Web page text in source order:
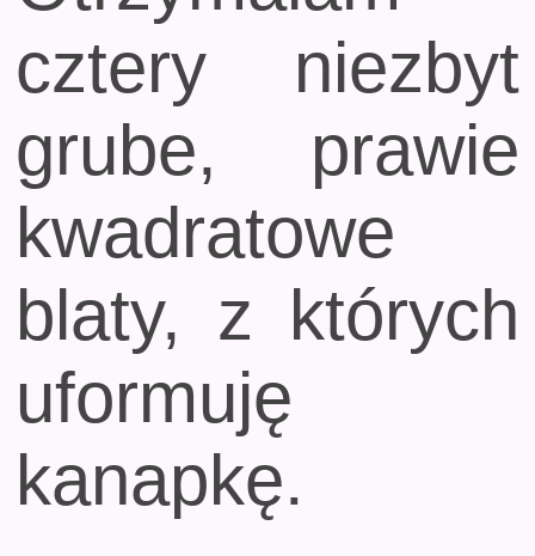
cztery niezbyt
grube, prawie
kwadratowe
blaty, z których
uformuję
kanapkę.